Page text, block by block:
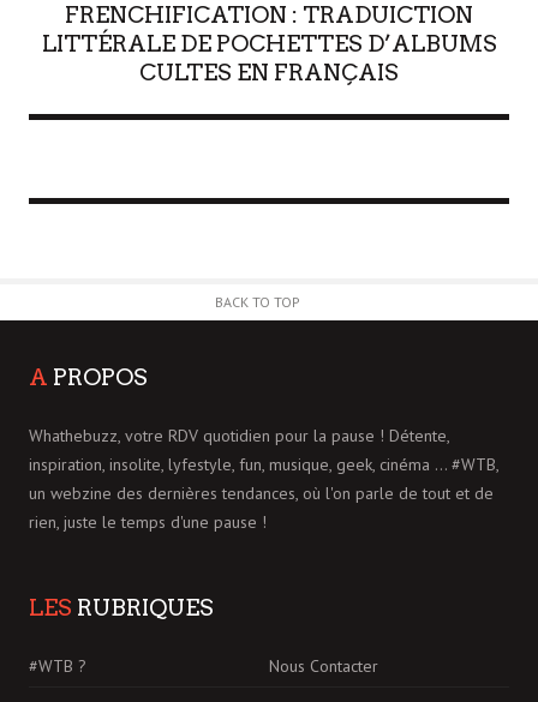
FRENCHIFICATION : TRADUICTION
LITTÉRALE DE POCHETTES D’ALBUMS
CULTES EN FRANÇAIS
BACK TO TOP
A PROPOS
Whathebuzz, votre RDV quotidien pour la pause ! Détente,
inspiration, insolite, lyfestyle, fun, musique, geek, cinéma ... #WTB,
un webzine des dernières tendances, où l'on parle de tout et de
rien, juste le temps d'une pause !
LES RUBRIQUES
#WTB ?
Nous Contacter